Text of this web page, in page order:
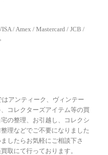
/ Amex / Mastercard / JCB /
はアンティーク、ヴィンテー
コレクターズアイテム等の買
の整理、お引越し、コレクシ
理などでご不要になりました
したらお気軽にご相談下さ
取にて行っております。